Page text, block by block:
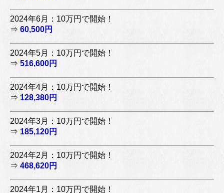
2024年6月：10万円で開始！
⇒ 60,500円
2024年5月：10万円で開始！
⇒ 516,600円
2024年4月：10万円で開始！
⇒ 128,380円
2024年3月：10万円で開始！
⇒ 185,120円
2024年2月：10万円で開始！
⇒ 468,620円
2024年1月：10万円で開始！